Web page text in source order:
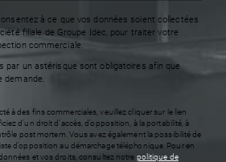
à ce que vos données soient collectées
filiale de Groupe Idec, pour traiter votre
commerciale.
par un astérisque sont obligatoires afin que
demande.
à des fins commerciales, veuillez cliquer sur le lien
d’un droit d’accès, d’opposition, à la portabilité, à
post mortem. Vous avez également la possibilité de
d’opposition au démarchage téléphonique. Pour en
et vos droits, consultez notre politique de